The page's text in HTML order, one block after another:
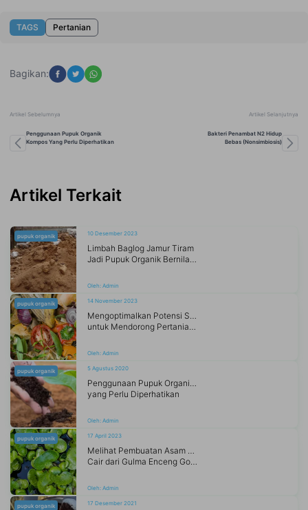
TAGS Pertanian
Bagikan:
Artikel Sebelumnya
Penggunaan Pupuk Organik
Kompos Yang Perlu Diperhatikan
Artikel Selanjutnya
Bakteri Penambat N2 Hidup
Bebas (nonsimbiosis)
Artikel Terkait
pupuk organik 10 Desember 2023
Limbah Baglog Jamur Tiram
Oleh: Admin
pupuk organik 14 November 2023
Oleh: Admin
pupuk organik 5 Agustus 2020
yang Perlu Diperhatikan
Oleh: Admin
pupuk organik 17 April 2023
Oleh: Admin
pupuk organik 17 Desember 2021